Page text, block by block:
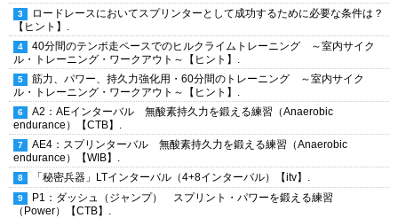
ロードレースにおいてスプリンターとして成功するために必要な条件は？
【ヒント】.
40分間のテンポ走ペースでのヒルクライムトレーニング ～室内サイク
ル・トレーニング・ワークアウト～【ヒント】.
筋力、パワー、持久力強化用・60分間のトレーニング ～室内サイク
ル・トレーニング・ワークアウト～【ヒント】.
A2：AEインターバル 無酸素持久力を鍛える練習（Anaerobic
endurance）【CTB】.
AE4：スプリンターバル 無酸素持久力を鍛える練習（Anaerobic
endurance）【WIB】.
「秘密兵器」LTインターバル（4+8インターバル）【itv】.
P1：ダッシュ（ジャンプ） スプリント・パワーを鍛える練習
（Power）【CTB】.